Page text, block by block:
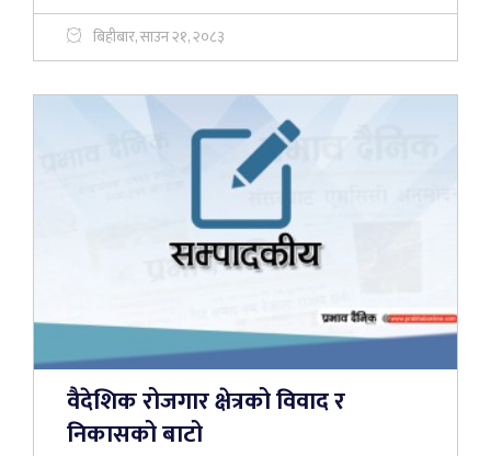
बिहीबार, साउन २१, २०८३
वैदेशिक रोजगार क्षेत्रको विवाद र
निकासको बाटो